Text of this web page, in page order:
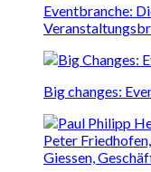
Eventbranche:
Big changes: